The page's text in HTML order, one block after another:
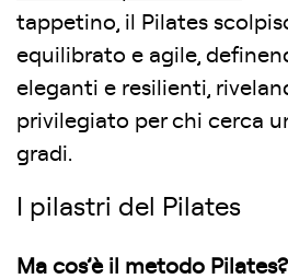
tappetino, il Pilates
equilibrato e agile,
eleganti e resilienti,
privilegiato per chi cerca
gradi.
I pilastri del Pilates
Ma cos’è il metodo Pilates?